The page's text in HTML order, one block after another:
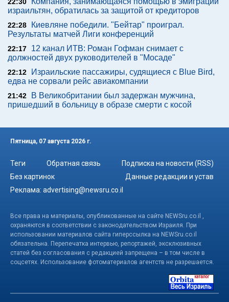
израильтян, обратилась за защитой от кредиторов
22:28
Киевляне победили. "Бейтар" проиграл.
Результаты матчей Лиги конференций
22:17
12 канал ИТВ: Роман Гофман снимает с
должностей двух руководителей в "Мосаде"
22:12
Израильские пассажиры, судящиеся с Blue Bird,
едва не сорвали рейс авиакомпании
21:42
В Великобритании был задержан мужчина,
пришедший в больницу в образе смерти с косой
Пятница, 07 августа 2026 г.
Теги Обратная связь
Подписка на новости (RSS)
Без картинок
Данные редакции и устав
Реклама: advertising@newsru.co.il
Все права на материалы, опубликованные на сайте NEWSru.co.il ,
охраняются в соответствии с законодательством Израиля. При
использовании материалов сайта гиперссылка на NEWSru.co.il
обязательна. Перепечатка интервью, репортажей, эксклюзивных
статей без согласования с редакцией запрещена – в том числе в
соцсетях. Использование фотоматериалов агентств не разрешается.